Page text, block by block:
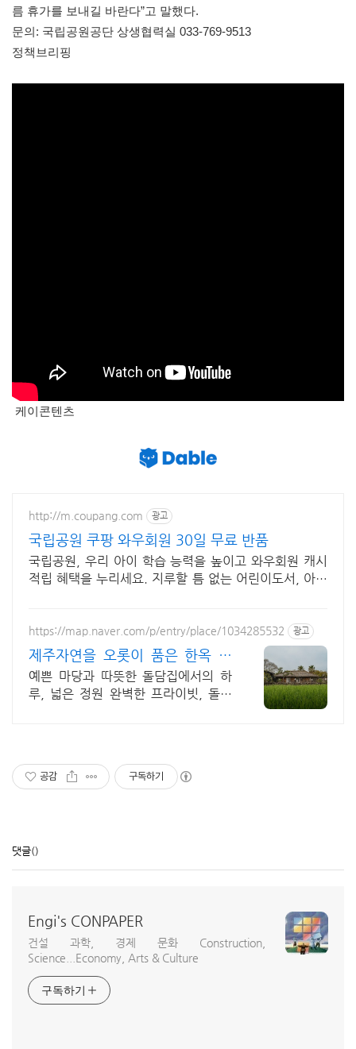
름 휴가를 보내길 바란다”고 말했다.
문의: 국립공원공단 상생협력실 033-769-9513
정책브리핑
케이콘텐츠
http://m.coupang.com 광고
국립공원 쿠팡 와우회원 30일 무료 반품
국립공원, 우리 아이 학습 능력을 높이고 와우회원 캐시
적립 혜택을 누리세요. 지루할 틈 없는 어린이도서, 아이
https://map.naver.com/p/entry/place/1034285532 광고
제주자연을 오롯이 품은 한옥 대
가족형 감성돌집 8인까지
예쁜 마당과 따뜻한 돌담집에서의 하
루, 넓은 정원 완벽한 프라이빗, 돌담
공감 구독하기
댓글()
Engi's CONPAPER
건설 과학, 경제 문화 Construction,
Science...Economy, Arts & Culture
구독하기